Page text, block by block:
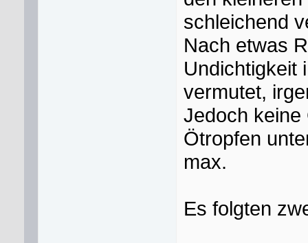
schleichend
Nach etwas
Undichtigkeit
vermutet,
Jedoch keine
Ötropfen
max.
Es folgten